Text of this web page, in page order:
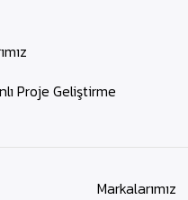
Proje Geliştirme
Markalarımız